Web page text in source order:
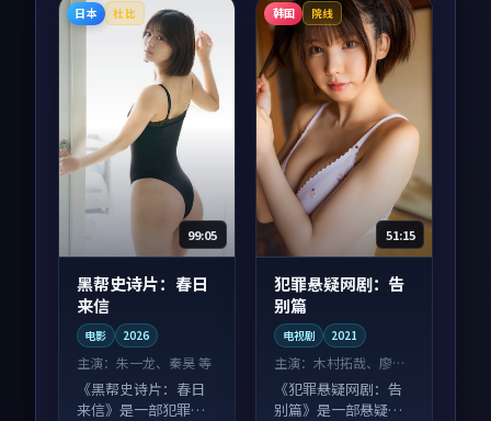
日本 杜比
99:05
黑帮史诗片：春日
来信
电影 2026
主演： 朱一龙、秦昊 等
《黑帮史诗片：春日
来信》是一部犯罪向
韩国 院线
51:15
犯罪悬疑网剧：告
别篇
电视剧 2021
主演：木村拓哉、廖凡
等
《犯罪悬疑网剧：告
别篇》是一部悬疑向